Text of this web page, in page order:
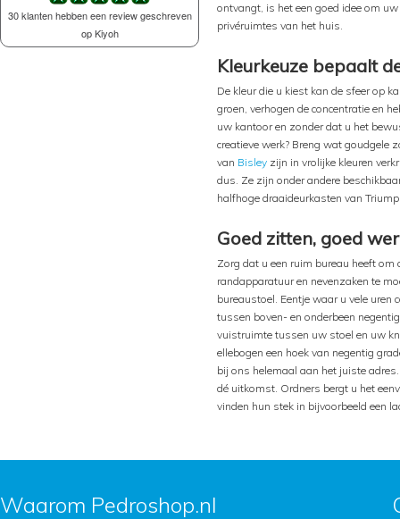
30 klanten hebben een review geschreven
op Kiyoh
ontvangt, is het een goed idee om
privéruimtes van het huis.
Kleurkeuze bepaalt
De kleur die u kiest kan de sfeer op
groen, verhogen de concentratie en
uw kantoor en zonder dat u het
creatieve werk? Breng wat goudgele
van Bisley zijn in vrolijke kleuren
dus. Ze zijn onder andere
halfhoge draaideurkasten van
Goed zitten, goed
Zorg dat u een ruim bureau heeft
randapparatuur en nevenzaken te
bureaustoel. Eentje waar u vele uren
tussen boven- en onderbeen
vuistruimte tussen uw stoel en uw
ellebogen een hoek van negentig
bij ons helemaal aan het juiste
dé uitkomst. Ordners bergt u het
vinden hun stek in bijvoorbeeld een
Waarom Pedroshop.nl